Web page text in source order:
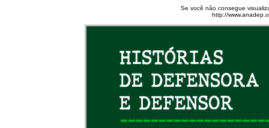
Se você não consegue
http://